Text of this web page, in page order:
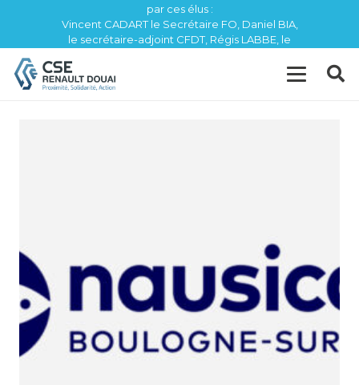
par ces élus :
Vincent CADART le Secrétaire FO, Daniel BIA,
le secrétaire-adjoint CFDT, Régis LABBE, le